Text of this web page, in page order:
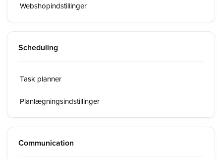
Webshopindstillinger
Scheduling
Task planner
Planlægningsindstillinger
Communication